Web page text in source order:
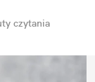
czytania